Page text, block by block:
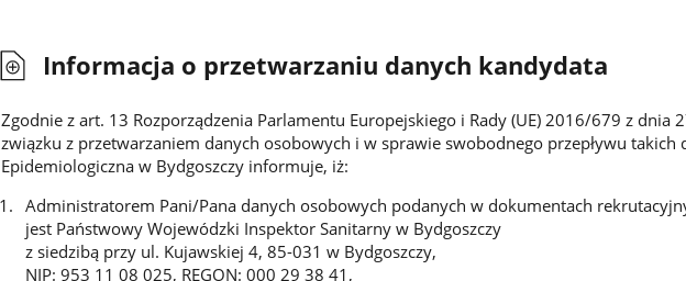
Informacja o przetwarzaniu danych kandydata
Zgodnie z art. 13 Rozporządzenia Parlamentu Europejskiego i Rady (UE) 2016/679 z
związku z przetwarzaniem danych osobowych i w sprawie swobodnego przepływu takich
Epidemiologiczna w Bydgoszczy informuje, iż:
Administratorem Pani/Pana danych osobowych podanych w dokumentach
jest Państwowy Wojewódzki Inspektor Sanitarny w Bydgoszczy
z siedzibą przy ul. Kujawskiej 4, 85-031 w Bydgoszczy,
NIP: 953 11 08 025, REGON: 000 29 38 41,